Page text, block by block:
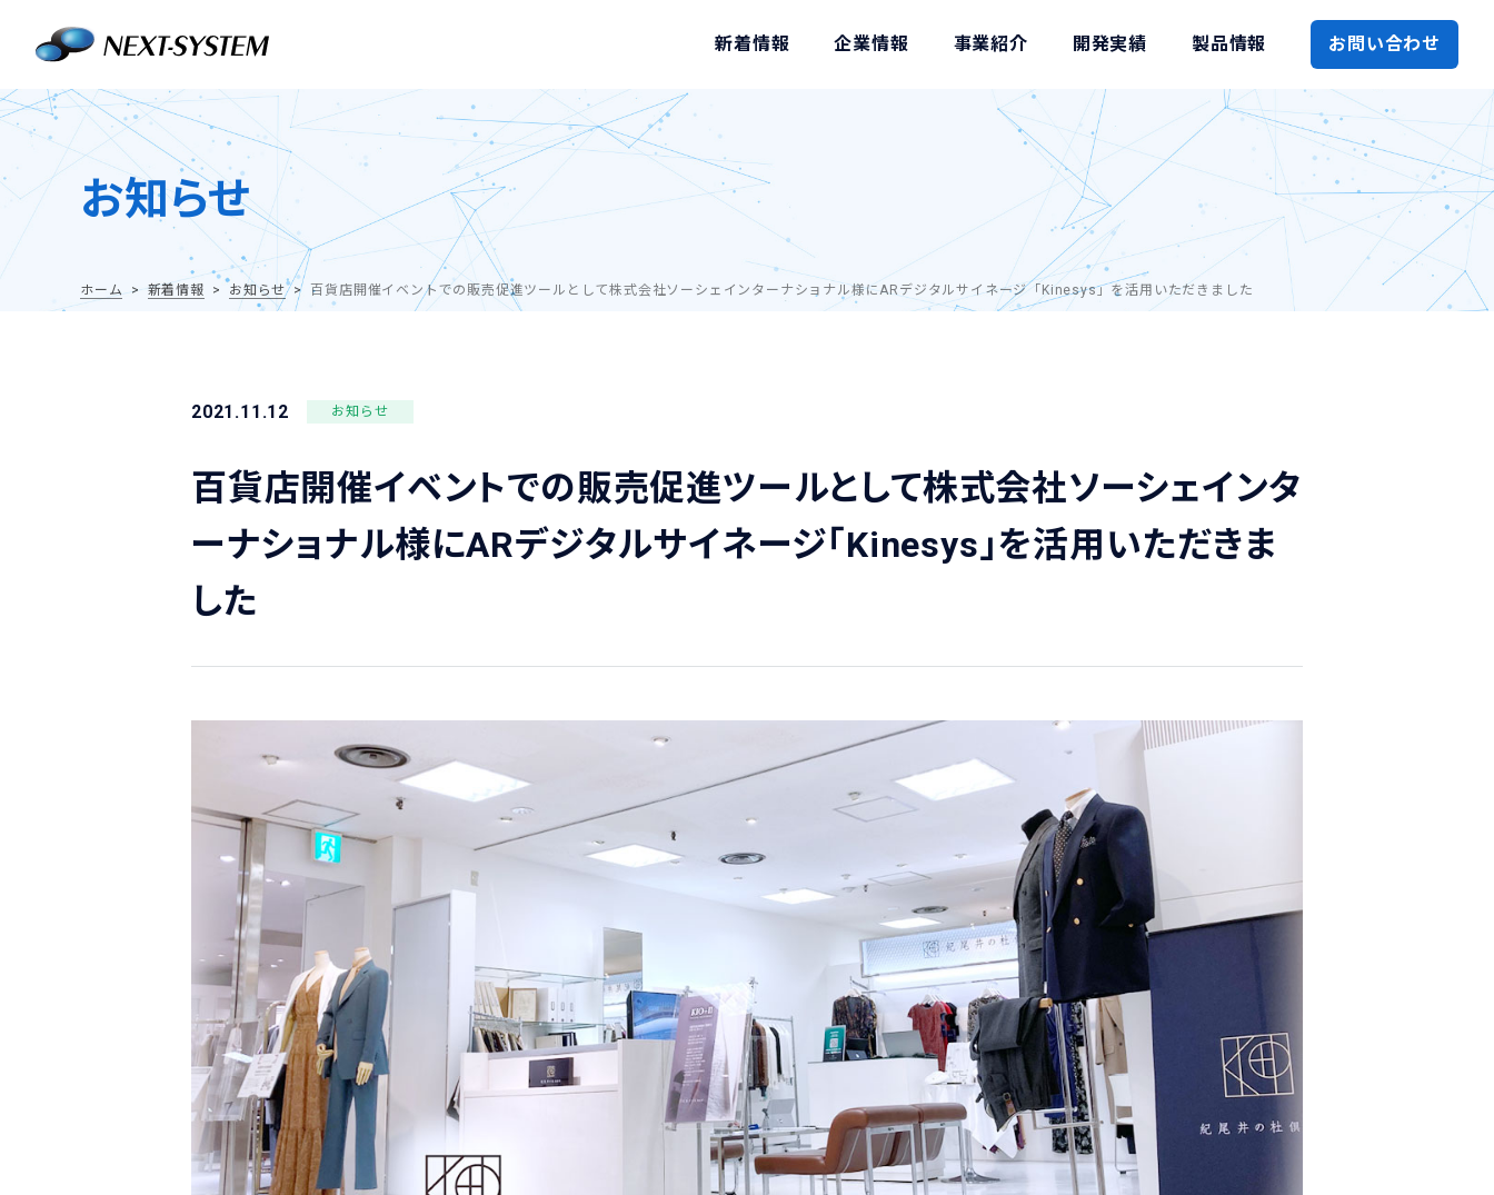
新着情報 企業情報 事業紹介 開発実績 製品情報 お問い合わせ
お知らせ
ホーム 新着情報 お知らせ 百貨店開催イベントでの販売促進ツールとして株式会社ソーシェインターナショナル様にARデジタルサイネージ「Kinesys」を活用いただきました
2021.11.12 お知らせ
百貨店開催イベントでの販売促進ツールとして株式会社ソーシェインタ
ーナショナル様にARデジタルサイネージ「Kinesys」を活用いただきま
した